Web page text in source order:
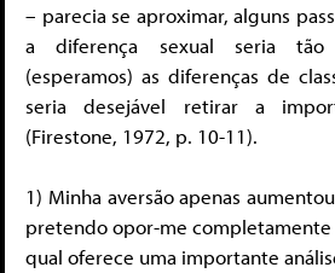
– parecia se aproximar, alguns
a diferença sexual seria tão
(esperamos) as diferenças de
seria desejável retirar a
(Firestone, 1972, p. 10-11).
1) Minha aversão apenas
pretendo opor-me
qual oferece uma importante